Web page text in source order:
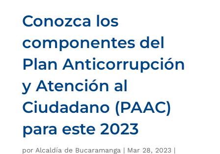
Conozca los
componentes del
Plan Anticorrupción
y Atención al
Ciudadano (PAAC)
para este 2023
por Alcaldía de Bucaramanga | Mar 28, 2023|